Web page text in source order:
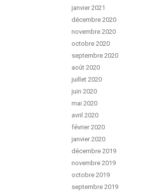
janvier 2021
décembre 2020
novembre 2020
octobre 2020
septembre 2020
août 2020
juillet 2020
juin 2020
mai 2020
avril 2020
février 2020
janvier 2020
décembre 2019
novembre 2019
octobre 2019
septembre 2019